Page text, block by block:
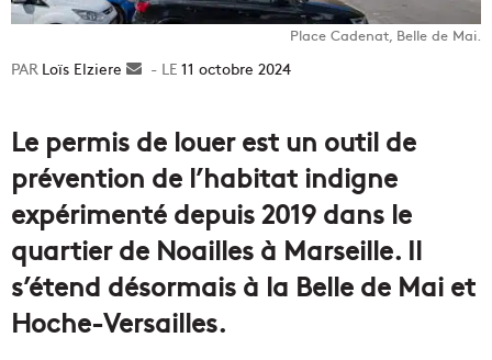
Place Cadenat, Belle de Mai.
Loïs Elziere
Envoyer11 octobre 2024
Le permis de louer est un outil de
prévention de l’habitat indigne
expérimenté depuis 2019 dans le
quartier de Noailles à Marseille. Il
s’étend désormais à la Belle de Mai et
Hoche-Versailles.